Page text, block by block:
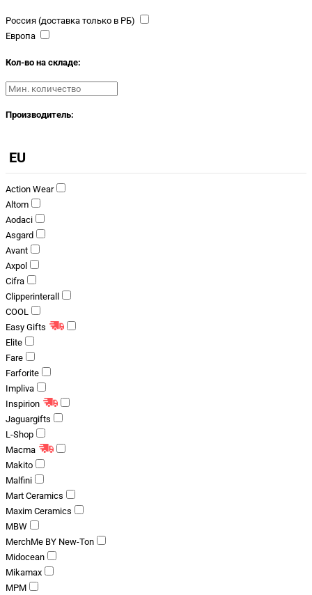
Россия (доставка только в РБ)
Европа
Кол-во на складе:
Производитель:
EU
Action Wear
Altom
Aodaci
Asgard
Avant
Axpol
Cifra
Clipperinterall
COOL
Easy Gifts
Elite
Fare
Farforite
Impliva
Inspirion
Jaguargifts
L-Shop
Macma
Makito
Malfini
Mart Ceramics
Maxim Ceramics
MBW
MerchMe BY New-Ton
Midocean
Mikamax
MPM